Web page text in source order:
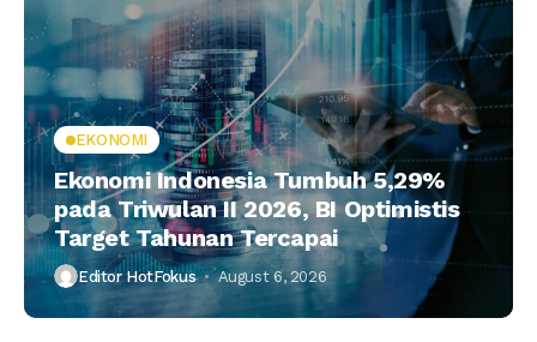
EKONOMI
Ekonomi Indonesia Tumbuh 5,29%
pada Triwulan II 2026, BI Optimistis
Target Tahunan Tercapai
Editor HotFokus August 6, 2026